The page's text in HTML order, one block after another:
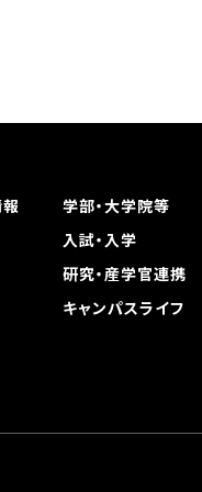
学部・大学院等
入試・入学
研究・産学官連携
キャンパスライフ